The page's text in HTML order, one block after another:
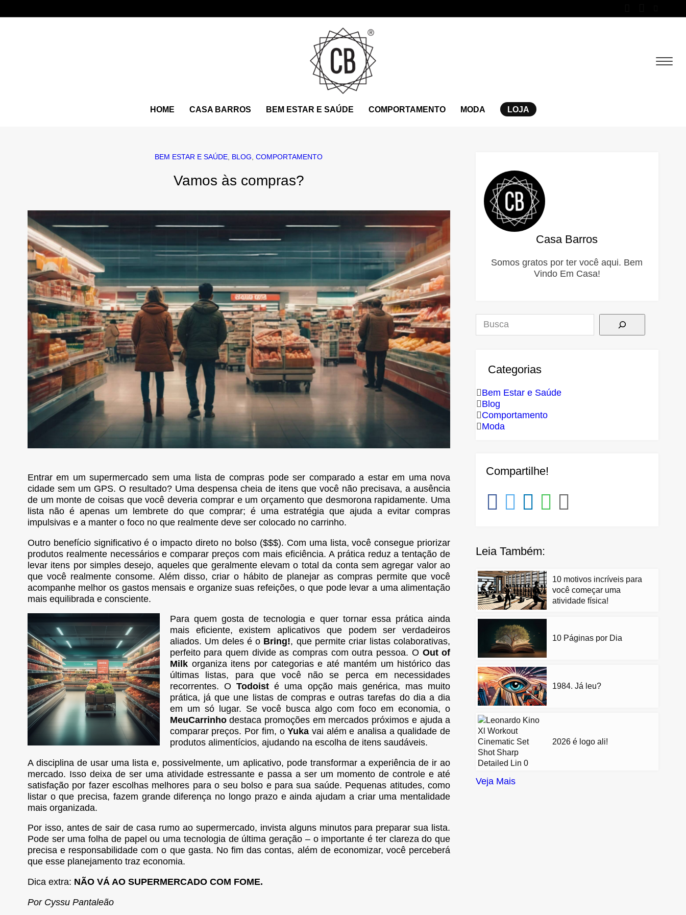
HOME CASA BARROS BEM ESTAR E SAÚDE COMPORTAMENTO MODA LOJA
BEM ESTAR E SAÚDE BLOG ,COMPORTAMENTO
Vamos às compras?
Entrar em um supermercado sem uma lista de compras pode ser comparado a estar em uma nova
cidade sem um GPS. O resultado? Uma despensa cheia de itens que você não precisava, a ausência
de um monte de coisas que você deveria comprar e um orçamento que desmorona rapidamente. Uma
lista não é apenas um lembrete do que comprar; é uma estratégia que ajuda a evitar compras
impulsivas e a manter o foco no que realmente deve ser colocado no carrinho.
Outro benefício significativo é o impacto direto no bolso ($$$). Com uma lista, você consegue priorizar
produtos realmente necessários e comparar preços com mais eficiência. A prática reduz a tentação de
levar itens por simples desejo, aqueles que geralmente elevam o total da conta sem agregar valor ao
que você realmente consome. Além disso, criar o hábito de planejar as compras permite que você
acompanhe melhor os gastos mensais e organize suas refeições, o que pode levar a uma alimentação
mais equilibrada e consciente.
Para quem gosta de tecnologia e quer tornar essa prática ainda
mais eficiente, existem aplicativos que podem ser verdadeiros
aliados. Um deles é o Bring!, que permite criar listas colaborativas,
perfeito para quem divide as compras com outra pessoa. O Out of
Milkorganiza itens por categorias e até mantém um histórico das
últimas listas, para que você não se perca em necessidades
recorrentes. OTodoist é uma opção mais genérica, mas muito
prática, já que une listas de compras e outras tarefas do dia a dia
em um só lugar. Se você busca algo com foco em economia, o
MeuCarrinhodestaca promoções em mercados próximos e ajuda a
comparar preços. Por fim, oYuka vai além e analisa a qualidade de
produtos alimentícios, ajudando na escolha de itens saudáveis.
A disciplina de usar uma lista e, possivelmente, um aplicativo, pode transformar a experiência de ir ao
mercado. Isso deixa de ser uma atividade estressante e passa a ser um momento de controle e até
satisfação por fazer escolhas melhores para o seu bolso e para sua saúde. Pequenas atitudes, como
listar o que precisa, fazem grande diferença no longo prazo e ainda ajudam a criar uma mentalidade
mais organizada.
Por isso, antes de sair de casa rumo ao supermercado, invista alguns minutos para preparar sua lista.
Pode ser uma folha de papel ou uma tecnologia de última geração – o importante é ter clareza do que
precisa e responsabilidade com o que gasta. No fim das contas, além de economizar, você perceberá
que esse planejamento traz economia.
Dica extra: NÃO VÁ AO SUPERMERCADO COM FOME.
Por Cyssu Pantaleão
Casa Barros
Somos gratos por ter você aqui. Bem
Vindo Em Casa!
Pesquisar
Categorias
Bem Estar e Saúde
Blog
Comportamento
Moda
Compartilhe!
Leia Também:
10 motivos incríveis para
você começar uma
atividade física!
10 Páginas por Dia
1984. Já leu?
2026 é logo ali!
Veja Mais